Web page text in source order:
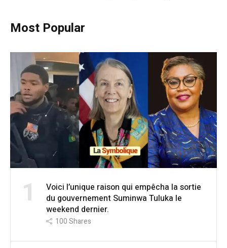
Most Popular
1
Voici l’unique raison qui empêcha la sortie
du gouvernement Suminwa Tuluka le
weekend dernier.
100Shares